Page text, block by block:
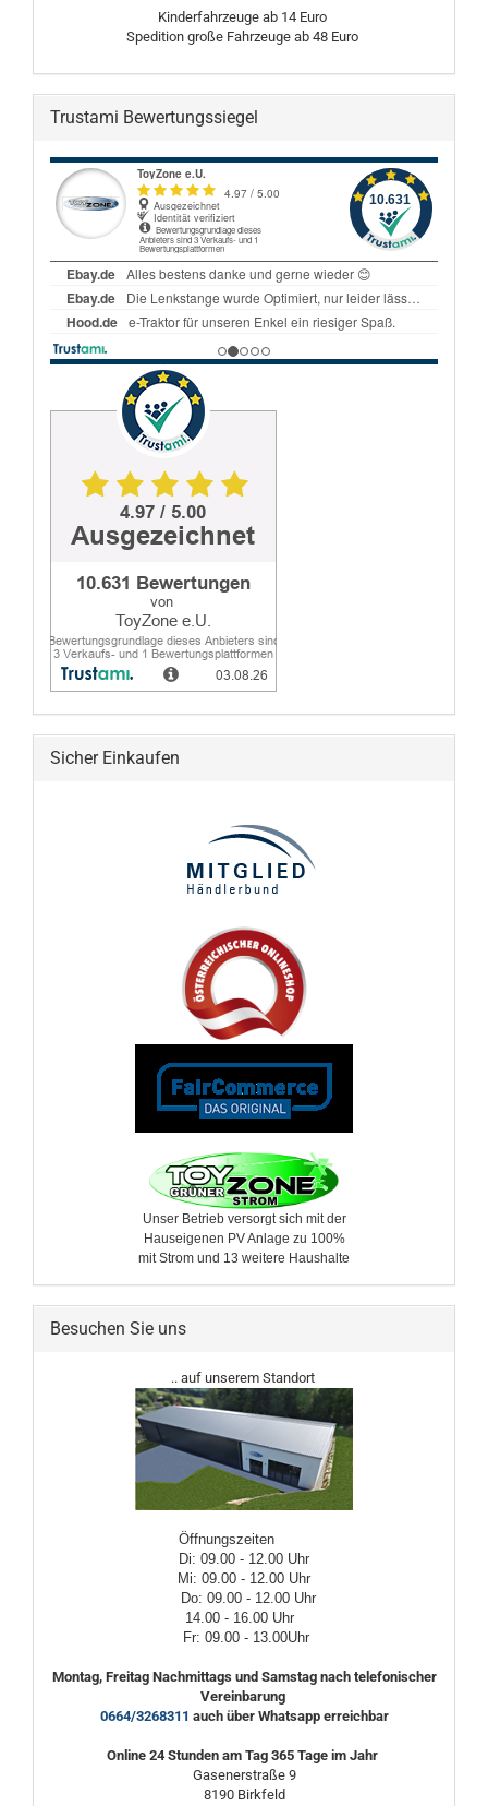
Kinderfahrzeuge ab 14 Euro
Spedition große Fahrzeuge ab 48 Euro
Trustami Bewertungssiegel
Sicher Einkaufen
Unser Betrieb versorgt sich mit der
Hauseigenen PV Anlage zu 100%
mit Strom und 13 weitere ​Haushalte
Besuchen Sie uns
.. auf unserem Standort
Öffnungszeiten
Di: 09.00 - 12.00 Uhr
Mi: 09.00 - 12.00 Uhr
Do: 09.00 - 12.00 Uhr
14.00 - 16.00 Uhr
Fr: 09.00 - 13.00Uhr
Montag, Freitag Nachmittags und Samstag nach telefonischer
Vereinbarung
0664/3268311 auch über Whatsapp erreichbar
Online 24 Stunden am Tag 365 Tage im Jahr
Gasenerstraße 9
8190 Birkfeld